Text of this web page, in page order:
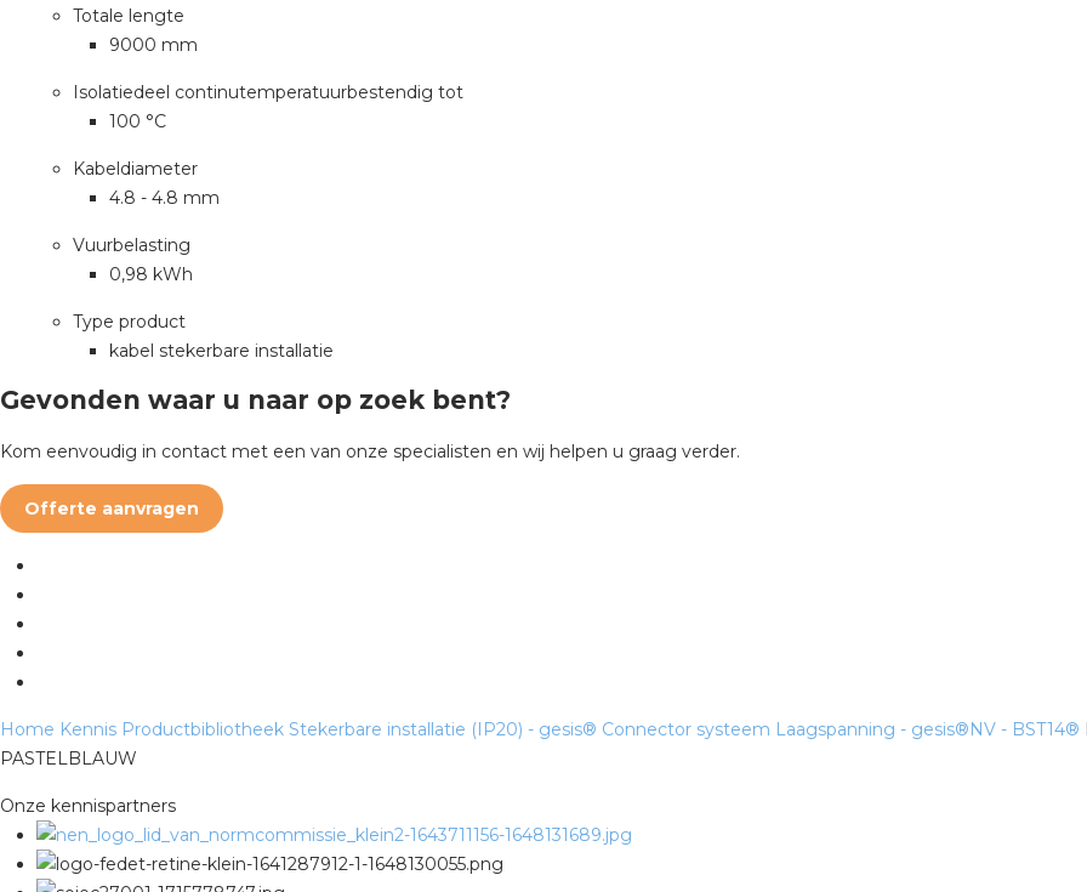
Totale lengte
9000 mm
Isolatiedeel continutemperatuurbestendig tot
100 °C
Kabeldiameter
4.8 - 4.8 mm
Vuurbelasting
0,98 kWh
Type product
kabel stekerbare installatie
Gevonden waar u naar op zoek bent?
Kom eenvoudig in contact met een van onze specialisten en wij helpen u graag verder.
Offerte aanvragen
Home Kennis Productbibliotheek Stekerbare installatie (IP20) - gesis® Connector systeem Laagspanning - gesis®NV - BST14®
PASTELBLAUW
Onze kennispartners